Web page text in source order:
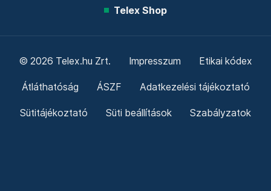
Telex Shop
© 2026 Telex.hu Zrt. Impresszum Etikai kódex
Átláthatóság ÁSZF Adatkezelési tájékoztató
Sütitájékoztató Süti beállítások Szabályzatok